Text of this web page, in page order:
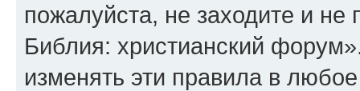
пожалуйста, не заходите и
Библия: христианский
изменять эти правила в